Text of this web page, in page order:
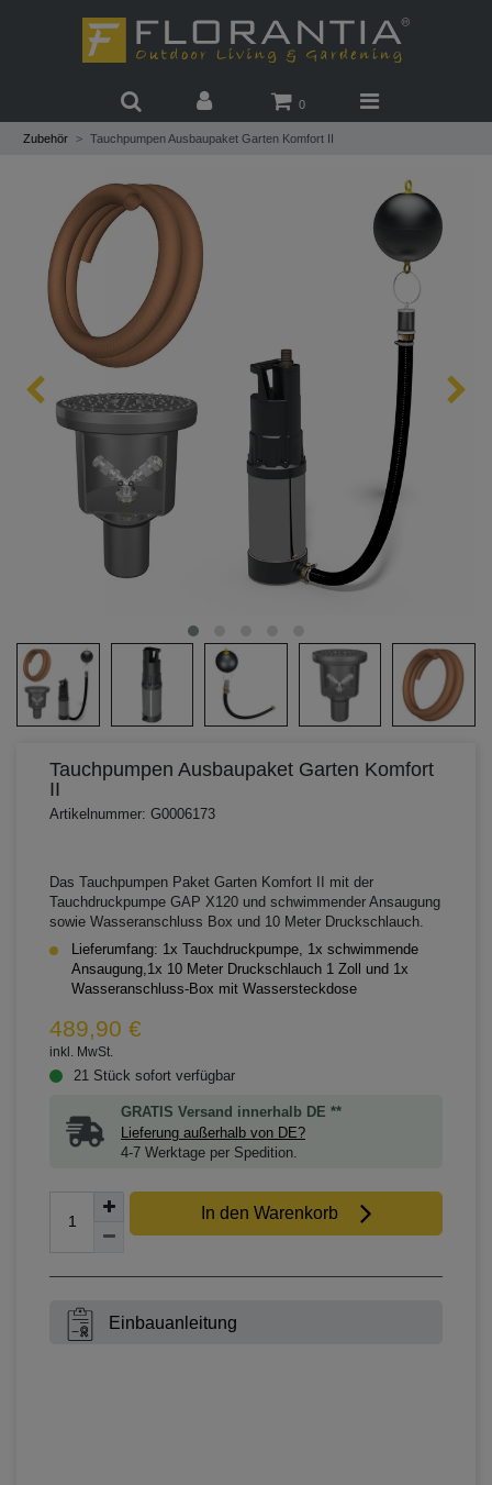
0
Zubehör Tauchpumpen Ausbaupaket Garten Komfort II
Tauchpumpen Ausbaupaket Garten Komfort
II
Artikelnummer: G0006173
Das Tauchpumpen Paket Garten Komfort II mit der
Tauchdruckpumpe GAP X120 und schwimmender Ansaugung
sowie Wasseranschluss Box und 10 Meter Druckschlauch.
Lieferumfang: 1x Tauchdruckpumpe, 1x schwimmende
Ansaugung,1x 10 Meter Druckschlauch 1 Zoll und 1x
Wasseranschluss-Box mit Wassersteckdose
489,90 €
inkl. MwSt.
21 Stück sofort verfügbar
GRATIS Versand innerhalb DE **
Lieferung außerhalb von DE?
4-7 Werktage per Spedition.
In den Warenkorb
Einbauanleitung